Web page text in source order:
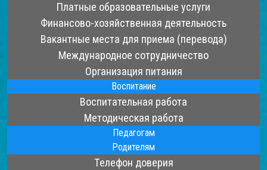
Платные образовательные услуги
Финансово-хозяйственная деятельность
Вакантные места для приема (перевода)
Международное сотрудничество
Организация питания
Воспитание
Воспитательная работа
Методическая работа
Педагогам
Родителям
Телефон доверия